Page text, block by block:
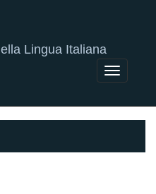
Lingua Italiana
Toggle